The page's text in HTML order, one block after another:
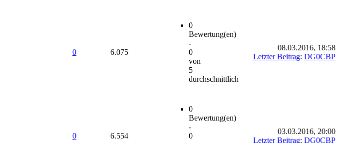
0 6.075
0
Bewertung(en)
-
0
von
5
durchschnittlich
08.03.2016, 18:58
Letzter Beitrag: DG0CBP
0 6.554
0
Bewertung(en)
-
0
03.03.2016, 20:00
Letzter Beitrag: DG0CBP